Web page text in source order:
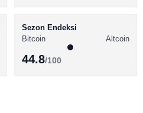
Sezon Endeksi
Bitcoin
Altcoin
44.8/100